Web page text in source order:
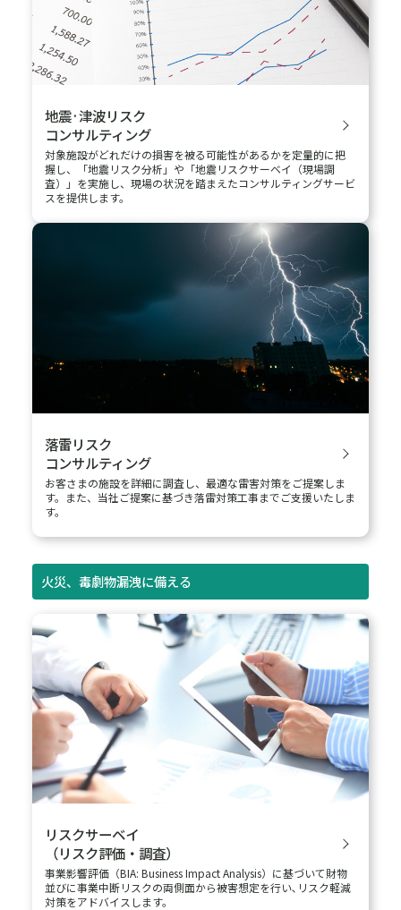
再エネリスクアセスメント
近年、技術革新や企業活動のグローバル化に伴い、太陽光発電
等の再エネ事業においてもリスクが複雑化、多様化しており、従
来予想されなかったリスクが顕在化することも想定されます。本
サービスでは、主に太陽光発電施設を対象に自然災害、火災…
水災リスク
洪水の被害から、大切な人命や、事業所の資産を守り、被害を
最小限にとどめるための対策として欠かせない、「水災リスク
評価」や「水災BCP策定」についてご支援します。
地震·津波リスク
コンサルティング
対象施設がどれだけの損害を被る可能性があるかを定量的に把
握し、「地震リスク分析」や「地震リスクサーベイ（現場調
査）」を実施し、現場の状況を踏まえたコンサルティングサービ
スを提供します。